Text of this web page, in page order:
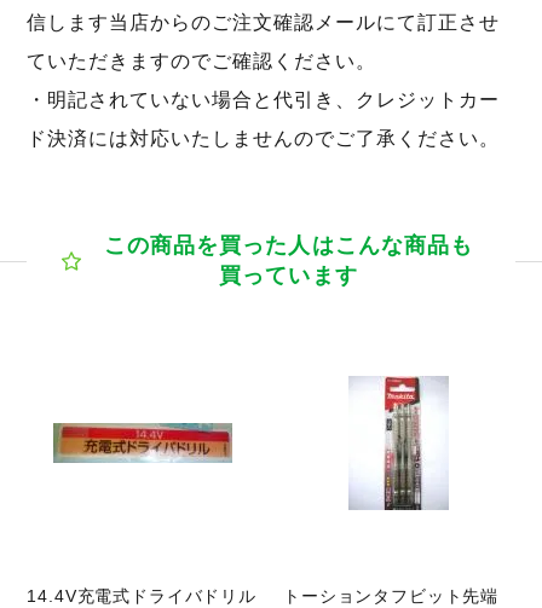
信します当店からのご注文確認メールにて訂正させ
ていただきますのでご確認ください。
・明記されていない場合と代引き、クレジットカー
ド決済には対応いたしませんのでご了承ください。
この商品を買った人はこんな商品も
買っています
14.4V充電式ドライバドリル トーションタフビット先端